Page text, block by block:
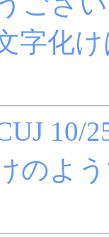
字化
10/
のよ